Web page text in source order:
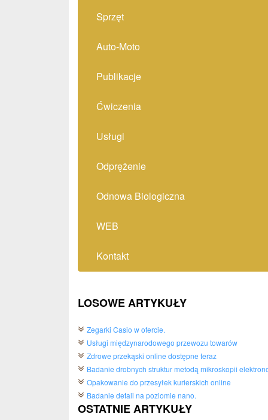
Sprzęt
Auto-Moto
Publikacje
Ćwiczenia
Usługi
Odprężenie
Odnowa Biologiczna
WEB
Kontakt
LOSOWE ARTYKUŁY
Zegarki Casio w ofercie.
Usługi międzynarodowego przewozu towarów
Zdrowe przekąski online dostępne teraz
Badanie drobnych struktur metodą mikroskopii
Opakowanie do przesyłek kurierskich online
Badanie detali na poziomie nano.
OSTATNIE ARTYKUŁY